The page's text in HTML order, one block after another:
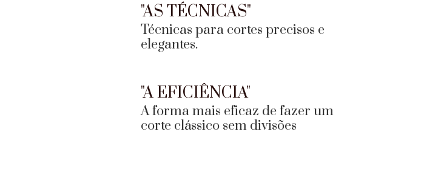
"AS TÉCNICAS"
Técnicas para cortes precisos e
elegantes.
"A EFICIÊNCIA"
A forma mais eficaz de fazer um
corte clássico sem divisões